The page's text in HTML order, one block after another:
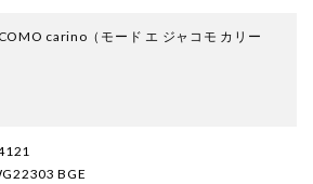
carino （モード エ ジャコモ カリー
BGE